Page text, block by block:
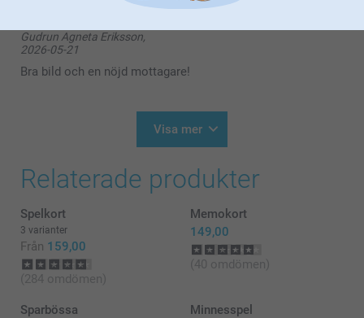
Miia @smartphoto
Gudrun Agneta Eriksson,
2026-05-21
Bra bild och en nöjd mottagare!
Visa mer
Relaterade produkter
Spelkort
3 varianter
Från 159,00
(284 omdömen)
Memokort
149,00
(40 omdömen)
Sparbössa
Minnesspel